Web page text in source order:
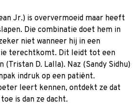
Jr.) is oververmoeid maar heeft
Die combinatie doet hem in
niet wanneer hij in een
terechtkomt. Dit leidt tot een
D. Lalla). Naz (Sandy Sidhu)
indruk op een patiënt.
leert kennen, ontdekt ze dat
is dan ze dacht.